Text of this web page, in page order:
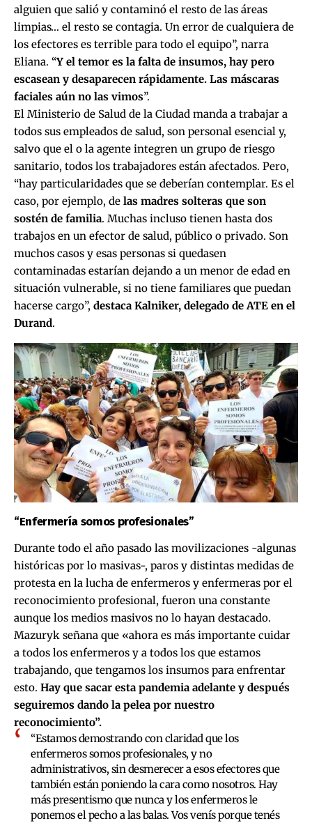
alguien que salió y contaminó el resto de las áreas
limpias… el resto se contagia. Un error de cualquiera de
los efectores es terrible para todo el equipo”, narra
Eliana. “Y el temor es la falta de insumos, hay pero
escasean y desaparecen rápidamente. Las máscaras
faciales aún no las vimos”.
El Ministerio de Salud de la Ciudad manda a trabajar a
todos sus empleados de salud, son personal esencial y,
salvo que el o la agente integren un grupo de riesgo
sanitario, todos los trabajadores están afectados. Pero,
“hay particularidades que se deberían contemplar. Es el
caso, por ejemplo, de las madres solteras que son
sostén de familia. Muchas incluso tienen hasta dos
trabajos en un efector de salud, público o privado. Son
muchos casos y esas personas si quedasen
contaminadas estarían dejando a un menor de edad en
situación vulnerable, si no tiene familiares que puedan
hacerse cargo”, destaca Kalniker, delegado de ATE en el
Durand.
“Enfermería somos profesionales”
Durante todo el año pasado las movilizaciones -algunas
históricas por lo masivas-, paros y distintas medidas de
protesta en la lucha de enfermeros y enfermeras por el
reconocimiento profesional, fueron una constante
aunque los medios masivos no lo hayan destacado.
Mazuryk señana que «ahora es más importante cuidar
a todos los enfermeros y a todos los que estamos
trabajando, que tengamos los insumos para enfrentar
esto. Hay que sacar esta pandemia adelante y después
seguiremos dando la pelea por nuestro
reconocimiento”.
“Estamos demostrando con claridad que los
enfermeros somos profesionales, y no
administrativos, sin desmerecer a esos efectores que
también están poniendo la cara como nosotros. Hay
más presentismo que nunca y los enfermeros le
ponemos el pecho a las balas. Vos venís porque tenés